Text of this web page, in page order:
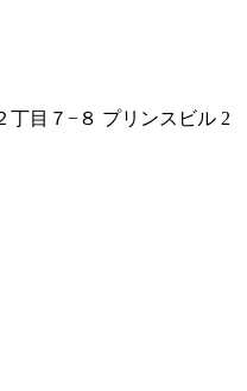
丁目７−８ プリンスビル 2